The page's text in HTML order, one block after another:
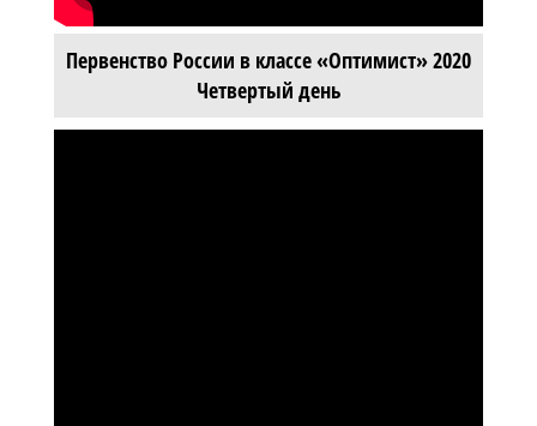
Первенство России в классе «Оптимист» 2020
Четвертый день